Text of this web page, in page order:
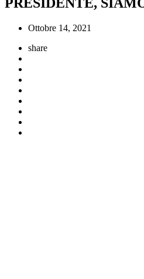
Ottobre 14, 2021
share